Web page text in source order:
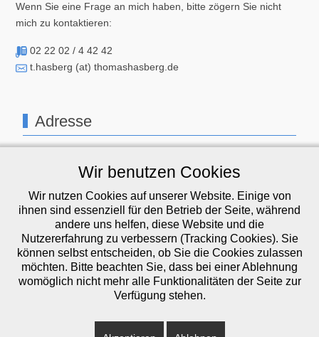
Wenn Sie eine Frage an mich haben, bitte zögern Sie nicht
mich zu kontaktieren:
02 22 02 / 4 42 42
t.hasberg (at) thomashasberg.de
Adresse
Ingenieurbüro Thomas Hasberg
51469 Bergisch Gladbach
GOOGLE MAPS
AGB Datenschutz
Wir benutzen Cookies
Wir nutzen Cookies auf unserer Website. Einige von
ihnen sind essenziell für den Betrieb der Seite, während
andere uns helfen, diese Website und die
Nutzererfahrung zu verbessern (Tracking Cookies). Sie
können selbst entscheiden, ob Sie die Cookies zulassen
möchten. Bitte beachten Sie, dass bei einer Ablehnung
womöglich nicht mehr alle Funktionalitäten der Seite zur
Verfügung stehen.